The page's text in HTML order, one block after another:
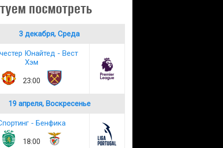
посмотреть
3 декабря, Среда
Юнайтед - Вест
Хэм
23:00
19 апреля, Воскресенье
- Бенфика
18:00